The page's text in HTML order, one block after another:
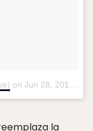
on Jun 28, 2015 at 4:50am PDT
la